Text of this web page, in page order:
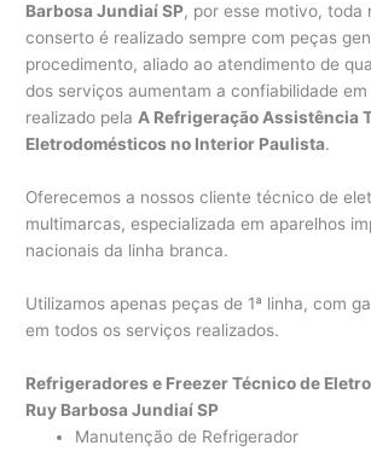
Barbosa Jundiaí SP, por esse motivo, toda
conserto é realizado sempre com peças
procedimento, aliado ao atendimento de
dos serviços aumentam a confiabilidade
realizado pela A Refrigeração Assistência
Eletrodomésticos no Interior Paulista.
Oferecemos a nossos cliente técnico de
multimarcas, especializada em aparelhos
nacionais da linha branca.
Utilizamos apenas peças de 1ª linha, com
em todos os serviços realizados.
Refrigeradores e Freezer Técnico de
Ruy Barbosa Jundiaí SP
Manutenção de Refrigerador